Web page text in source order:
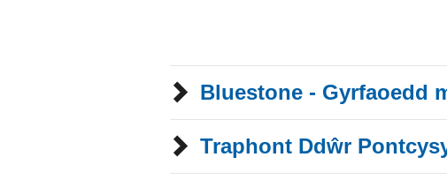
Bluestone - Gyrfaoedd
Traphont Ddŵr